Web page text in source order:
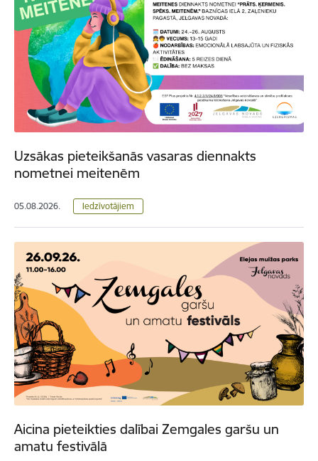
Uzsākas pieteikšanās vasaras diennakts
nometnei meitenēm
05.08.2026. Iedzīvotājiem
Aicina pieteikties dalībai Zemgales garšu un
amatu festivālā